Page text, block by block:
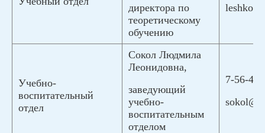
директора по
теоретическому
обучению
Учебно-
воспитательный
отдел
Сокол Людмила
Леонидовна,
заведующий
учебно-
воспитательным
отделом
7-56-48,